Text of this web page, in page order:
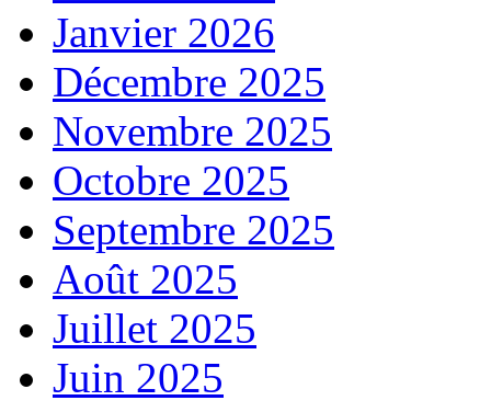
Janvier 2026
Décembre 2025
Novembre 2025
Octobre 2025
Septembre 2025
Août 2025
Juillet 2025
Juin 2025